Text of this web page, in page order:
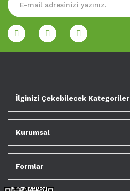
İlginizi Çekebilecek Kategoriler
Kurumsal
Formlar